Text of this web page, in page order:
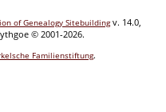
of Genealogy Sitebuildingv. 14.0,
© 2001-2026.
Familienstiftung.